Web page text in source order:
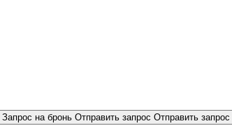
Запрос на бронь Отправить запрос Отправить запрос